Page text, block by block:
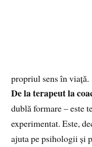
propriul sens în
De la terapeut la
dublă formare – este
experimentat. Este,
ajuta pe psihologii și